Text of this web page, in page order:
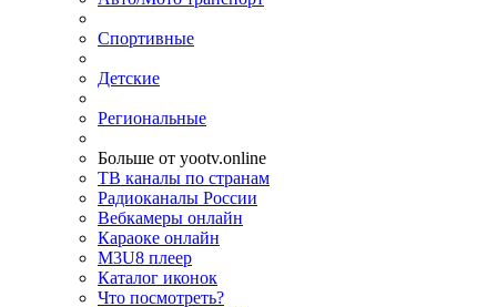
Спортивные
Детские
Региональные
Больше от yootv.online
ТВ каналы по странам
Радиоканалы России
Вебкамеры онлайн
Караоке онлайн
M3U8 плеер
Каталог иконок
Что посмотреть?